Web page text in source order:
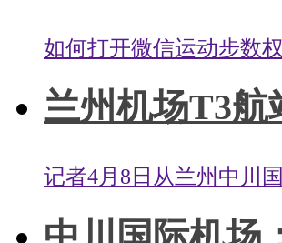
如何打开微信运动步数
兰州机场T3航
记者4月8日从兰州中川